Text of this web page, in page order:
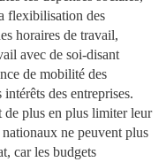
flexibilisation des
horaires de travail,
avec de soi-disant
de mobilité des
des entreprises.
de plus en plus limiter leur
ne peuvent plus
car les budgets